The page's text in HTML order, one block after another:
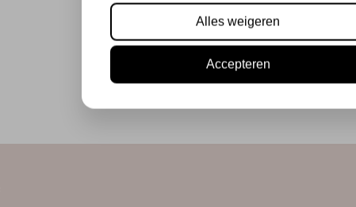
Alles weigeren
Accepteren